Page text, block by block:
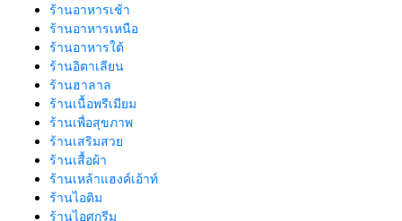
ร้านอาหารเช้า
ร้านอาหารเหนือ
ร้านอาหารใต้
ร้านอิตาเลียน
ร้านฮาลาล
ร้านเนื้อพรีเมียม
ร้านเพื่อสุขภาพ
ร้านเสริมสวย
ร้านเสื้อผ้า
ร้านเหล้าแฮงค์เอ้าท์
ร้านไอติม
ร้านไอศกรีม